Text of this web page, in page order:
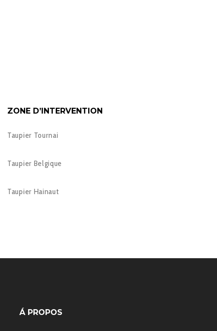
ZONE D’INTERVENTION
Taupier Tournai
Taupier Belgique
Taupier Hainaut
Á PROPOS